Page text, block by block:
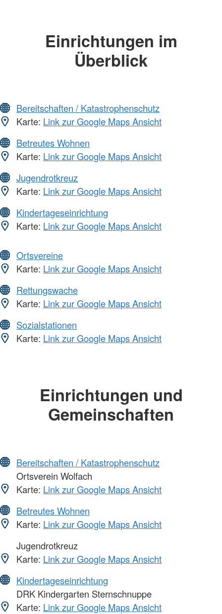
Einrichtungen im
Überblick
Bereitschaften / Katastrophenschutz
Karte: Link zur Google Maps Ansicht
Betreutes Wohnen
Karte: Link zur Google Maps Ansicht
Jugendrotkreuz
Karte: Link zur Google Maps Ansicht
Kindertageseinrichtung
Karte: Link zur Google Maps Ansicht
Ortsvereine
Karte: Link zur Google Maps Ansicht
Rettungswache
Karte: Link zur Google Maps Ansicht
Sozialstationen
Karte: Link zur Google Maps Ansicht
Einrichtungen und
Gemeinschaften
Bereitschaften / Katastrophenschutz
Ortsverein Wolfach
Karte: Link zur Google Maps Ansicht
Betreutes Wohnen
Karte: Link zur Google Maps Ansicht
Jugendrotkreuz
Karte: Link zur Google Maps Ansicht
Kindertageseinrichtung
DRK Kindergarten Sternschnuppe
Karte: Link zur Google Maps Ansicht